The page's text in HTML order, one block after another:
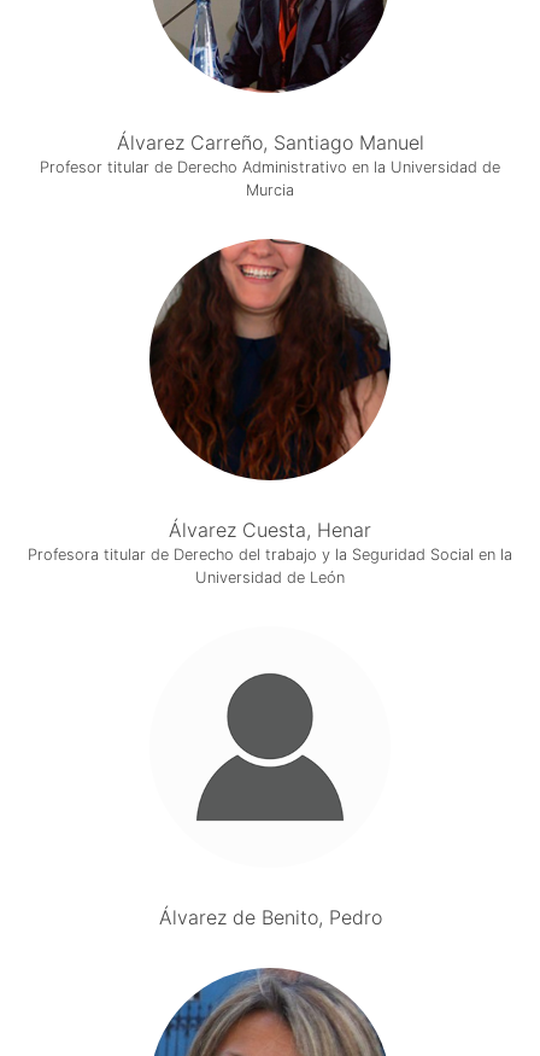
Álvarez Carreño, Santiago Manuel
Profesor titular de Derecho Administrativo en la Universidad de
Murcia
Álvarez Cuesta, Henar
Profesora titular de Derecho del trabajo y la Seguridad Social en la
Universidad de León
Álvarez de Benito, Pedro